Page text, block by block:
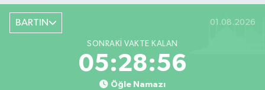
BARTIN 01.08.2026
SONRAKI VAKTE KALAN
05:28:55
Öğle Namazı